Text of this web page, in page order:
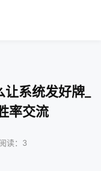
系统发好牌_
率交流
读：3